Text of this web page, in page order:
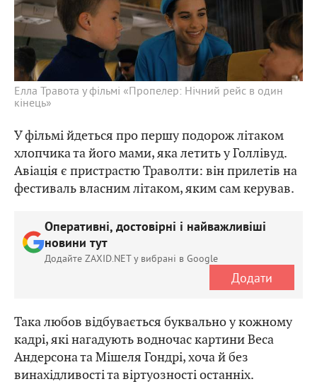
Елла Травота у фільмі «Пропелер: Нічний рейс в один
кінець»
У фільмі йдеться про першу подорож літаком
хлопчика та його мами, яка летить у Голлівуд.
Авіація є пристрастю Траволти: він прилетів на
фестиваль власним літаком, яким сам керував.
Оперативні, достовірні і найважливіші
новини тут
Додайте ZAXID.NET у вибрані в Google
Додати
Така любов відбувається буквально у кожному
кадрі, які нагадують водночас картини Веса
Андерсона та Мішеля Гондрі, хоча й без
винахідливості та віртуозності останніх.